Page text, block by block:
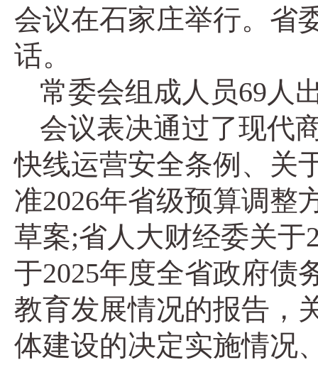
会议在石家庄举行。省
话。
常委会组成人员69人
会议表决通过了现代
快线运营安全条例、关
准2026年省级预算调整
草案;省人大财经委关于
于2025年度全省政府债
教育发展情况的报告，
体建设的决定实施情况